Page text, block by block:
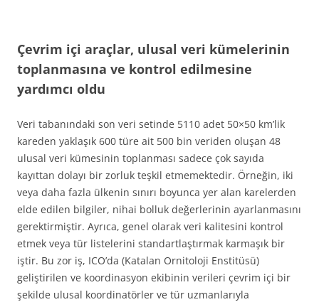
Çevrim içi araçlar, ulusal veri kümelerinin
toplanmasına ve kontrol edilmesine
yardımcı oldu
Veri tabanındaki son veri setinde 5110 adet 50×50 km’lik
kareden yaklaşık 600 türe ait 500 bin veriden oluşan 48
ulusal veri kümesinin toplanması sadece çok sayıda
kayıttan dolayı bir zorluk teşkil etmemektedir. Örneğin, iki
veya daha fazla ülkenin sınırı boyunca yer alan karelerden
elde edilen bilgiler, nihai bolluk değerlerinin ayarlanmasını
gerektirmiştir. Ayrıca, genel olarak veri kalitesini kontrol
etmek veya tür listelerini standartlaştırmak karmaşık bir
iştir. Bu zor iş, ICO’da (Katalan Ornitoloji Enstitüsü)
geliştirilen ve koordinasyon ekibinin verileri çevrim içi bir
şekilde ulusal koordinatörler ve tür uzmanlarıyla